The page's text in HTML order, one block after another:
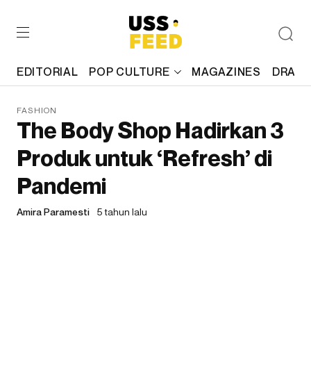
EDITORIAL POP CULTURE MAGAZINES
FASHION
The Body Shop Hadirkan 3
Produk untuk ‘Refresh’ di
Pandemi
Amira Paramesti 5 tahun lalu